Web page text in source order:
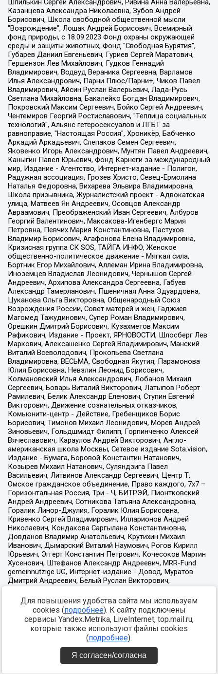
Для повышения удобства сайта мы используем
cookies (подробнее). К сайту подключены
сервисы Yandex.Metrika, LiveInternet, top.mail.ru,
которые также используют файлы cookies
(подробнее).
Я согласен/согласна